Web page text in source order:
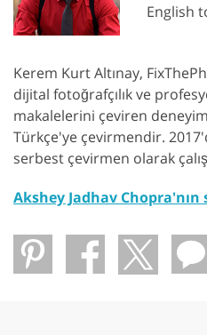
English
Kerem Kurt Altınay,
dijital fotoğrafçılık ve
makalelerini çeviren
Türkçe'ye çevirmendir.
serbest çevirmen olarak
Akshey Jadhav Chopra'nın